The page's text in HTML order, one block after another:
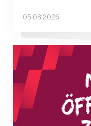
05.08.2026
Neue